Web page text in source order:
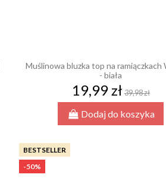
Muślinowa bluzka top na ramiączkach
- biała
19,99 zł 39,98 zł
Dodaj do koszyka
BESTSELLER
-50%